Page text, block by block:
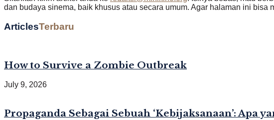
dan budaya sinema, baik khusus atau secara umum. Agar halaman ini
ArticlesTerbaru
How to Survive a Zombie Outbreak
July 9, 2026
Propaganda Sebagai Sebuah ‘Kebijaksanaan’: Apa